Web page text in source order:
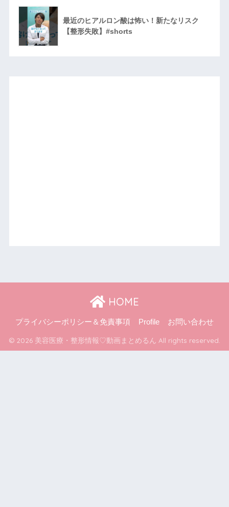
最近のヒアルロン酸は怖い！新たなリスク
【整形失敗】#shorts
HOME
プライバシーポリシー＆免責事項 Profile お問い合わせ
© 2026 美容医療・整形情報♡動画まとめるん All rights reserved.